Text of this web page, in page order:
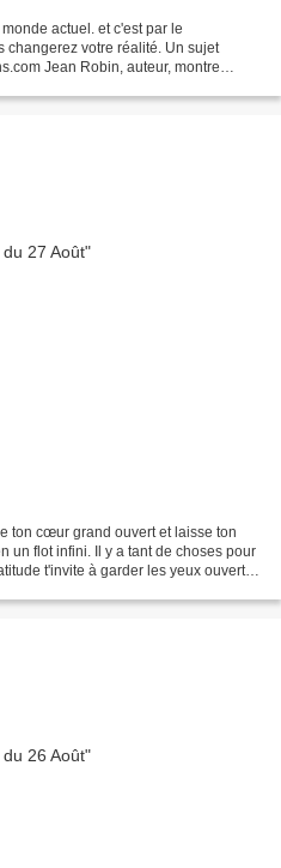
actuel. et c'est par le
changerez votre réalité. Un sujet
Jean Robin, auteur, montre
ton cœur grand ouvert et laisse ton
un flot infini. Il y a tant de choses pour
t'invite à garder les yeux ouverts